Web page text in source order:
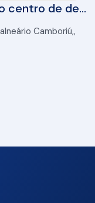
centro de de
// wifi //
Camboriú,